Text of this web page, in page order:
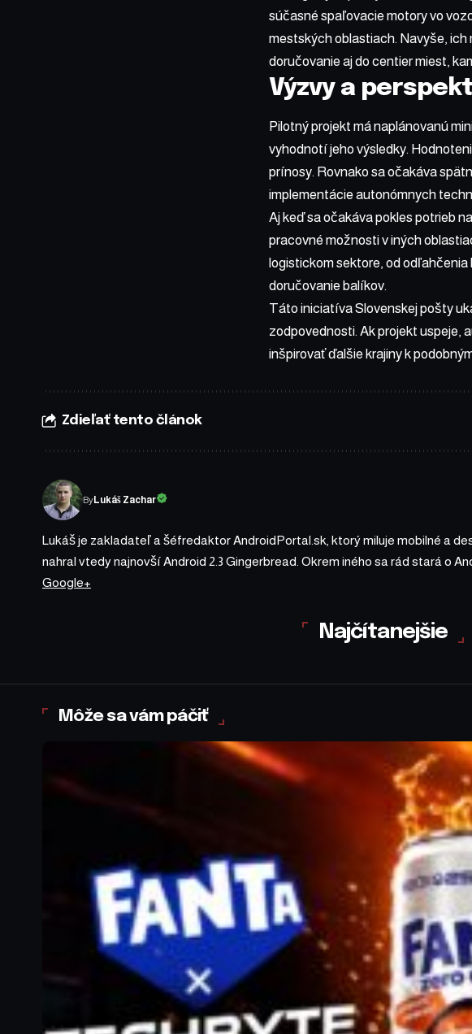
súčasné spaľovacie motory vo
mestských oblastiach. Navyše,
doručovanie aj do centier miest,
Výzvy a
Pilotný projekt má naplánovanú
vyhodnotí jeho výsledky.
prínosy. Rovnako sa očakáva
implementácie autonómnych
Aj keď sa očakáva pokles potrieb
pracovné možnosti v iných
logistickom sektore, od
doručovanie balíkov.
Táto iniciatíva Slovenskej pošty
zodpovednosti. Ak projekt uspeje,
inšpirovať ďalšie krajiny k
Zdieľať tento článok
ByLukáš Zachar
Lukáš je zakladateľ a šéfredaktor AndroidPortal.sk, ktorý miluje mobilné a
nahral vtedy najnovší Android 2.3 Gingerbread. Okrem iného sa rád stará o
Google+
Najčítanejšie
Môže sa vám páčiť